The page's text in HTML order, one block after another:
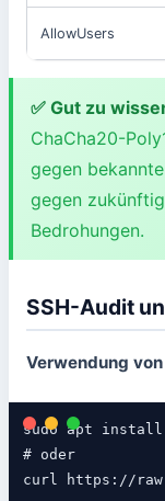
AllowUsers
✅ Gut zu
ChaCha20-
gegen
gegen
Bedrohungen.
SSH-Audit
Verwendung
sudo apt install
# oder
curl https://